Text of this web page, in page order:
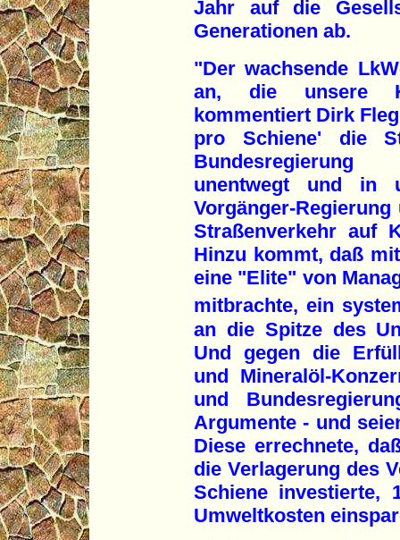
Jahr auf die
Generationen ab.
"Der wachsende
an, die unsere
kommentiert Dirk
pro Schiene' die
unentwegt und in
Vorgänger-
Straßenverkehr auf
Hinzu kommt, daß
eine "Elite" von
mitbrachte, ein
an die Spitze des
Und gegen die
und Mineralöl-
und
Argumente - und
Diese errechnete,
die Verlagerung des
Schiene investierte,
Umweltkosten